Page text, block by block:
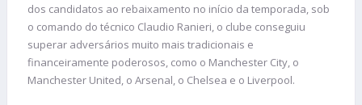
dos candidatos ao rebaixamento no início da temporada, sob
o comando do técnico Claudio Ranieri, o clube conseguiu
superar adversários muito mais tradicionais e
financeiramente poderosos, como o Manchester City, o
Manchester United, o Arsenal, o Chelsea e o Liverpool.